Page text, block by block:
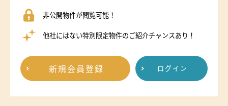
非公開物件が閲覧可能！
他社にはない特別限定物件のご紹介チャンスあり！
新規会員登録 ログイン